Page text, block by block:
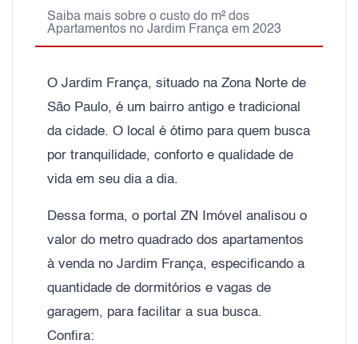
Saiba mais sobre o custo do m² dos
Apartamentos no Jardim França em 2023
O Jardim França, situado na Zona Norte de
São Paulo, é um bairro antigo e tradicional
da cidade. O local é ótimo para quem busca
por tranquilidade, conforto e qualidade de
vida em seu dia a dia.
Dessa forma, o portal ZN Imóvel analisou o
valor do metro quadrado dos apartamentos
à venda no Jardim França, especificando a
quantidade de dormitórios e vagas de
garagem, para facilitar a sua busca.
Confira: